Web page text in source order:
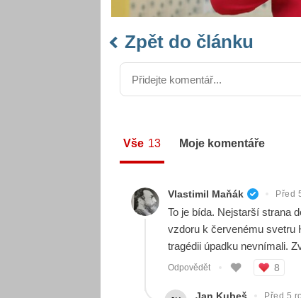
Zpět do článku